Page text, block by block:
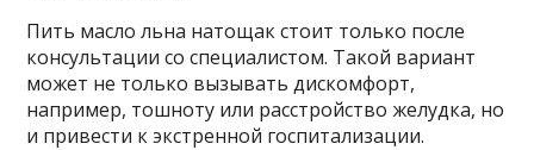
Пить масло льна натощак стоит только после
консультации со специалистом. Такой вариант
может не только вызывать дискомфорт,
например, тошноту или расстройство желудка, но
и привести к экстренной госпитализации.